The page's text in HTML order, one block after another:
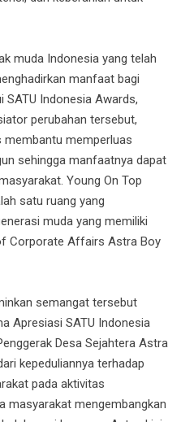
muda Indonesia yang telah
manfaat bagi
SATU Indonesia Awards,
perubahan tersebut,
membantu memperluas
sehingga manfaatnya dapat
Young On Top
satu ruang yang
muda yang memiliki
Corporate Affairs Astra Boy
semangat tersebut
Apresiasi SATU Indonesia
Desa Sejahtera Astra
kepeduliannya terhadap
pada aktivitas
masyarakat mengembangkan